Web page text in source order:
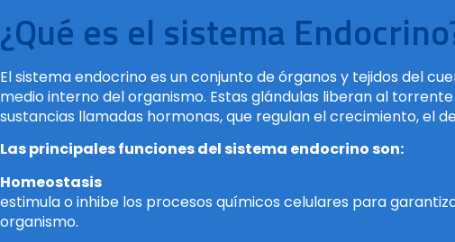
¿Qué es el sistema
El sistema endocrino es un conjunto de órganos y tejidos del
medio interno del organismo. Estas glándulas liberan al
sustancias llamadas hormonas, que regulan el crecimiento, el
Las principales funciones del sistema endocrino son:
Homeostasis
estimula o inhibe los procesos químicos celulares para
organismo.